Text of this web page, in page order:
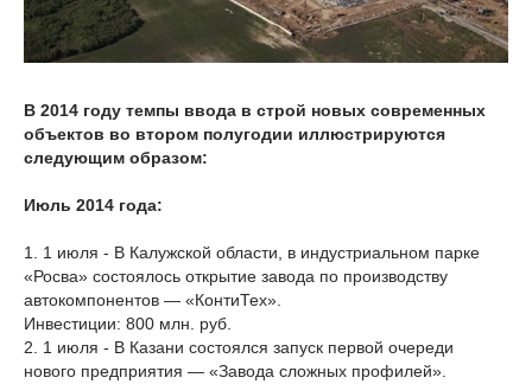
В 2014 году темпы ввода в строй новых современных
объектов во втором полугодии иллюстрируются
следующим образом:
Июль 2014 года:
1. 1 июля - В Калужской области, в индустриальном парке
«Росва» состоялось открытие завода по производству
автокомпонентов — «КонтиТех».
Инвестиции: 800 млн. руб.
2. 1 июля - В Казани состоялся запуск первой очереди
нового предприятия — «Завода сложных профилей».